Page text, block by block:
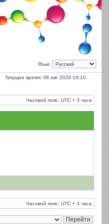
Язык:
Текущее время: 08 авг 2026 19:10
Часовой пояс: UTC + 3 часа
Часовой пояс: UTC + 3 часа